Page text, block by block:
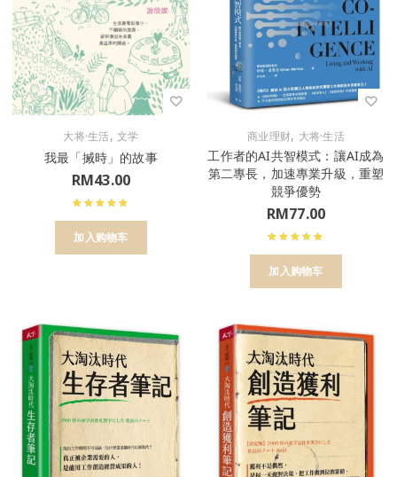
大将·生活,文学
我最「搣時」的故事
RM43.00
加入购物车
商业理财, 大将·生活
工作者的AI共智模式：讓AI成為
第二專長，加速專業升級，重塑
競爭優勢
RM77.00
加入购物车